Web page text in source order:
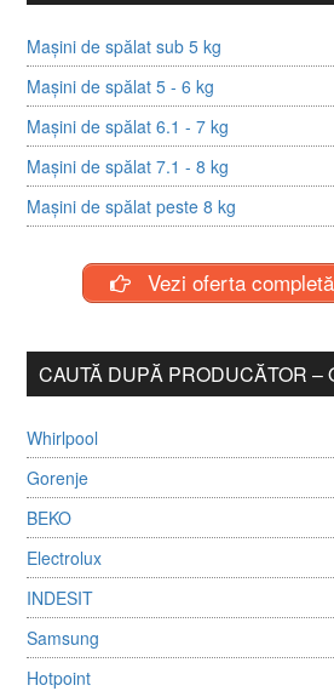
Mașini de spălat sub 5 kg
Mașini de spălat 5 - 6 kg
Mașini de spălat 6.1 - 7 kg
Mașini de spălat 7.1 - 8 kg
Mașini de spălat peste 8 kg
Vezi oferta
CAUTĂ DUPĂ PRODUCĂTOR –
Whirlpool
Gorenje
BEKO
Electrolux
INDESIT
Samsung
Hotpoint